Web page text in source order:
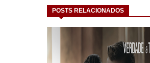
POSTS RELACIONADOS